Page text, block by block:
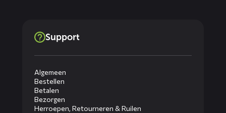
Support
Algemeen
Bestellen
Betalen
Bezorgen
Herroepen, Retourneren & Ruilen